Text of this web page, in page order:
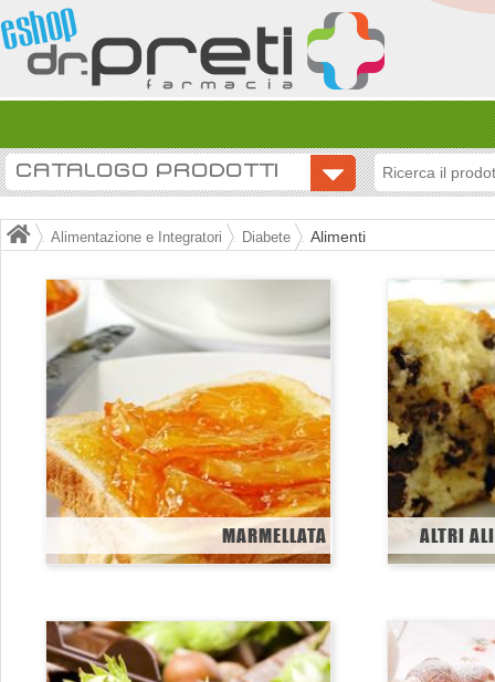
CATALOGO PRODOTTI
Alimentazione e Integratori Diabete Alimenti
MARMELLATA ALTRI